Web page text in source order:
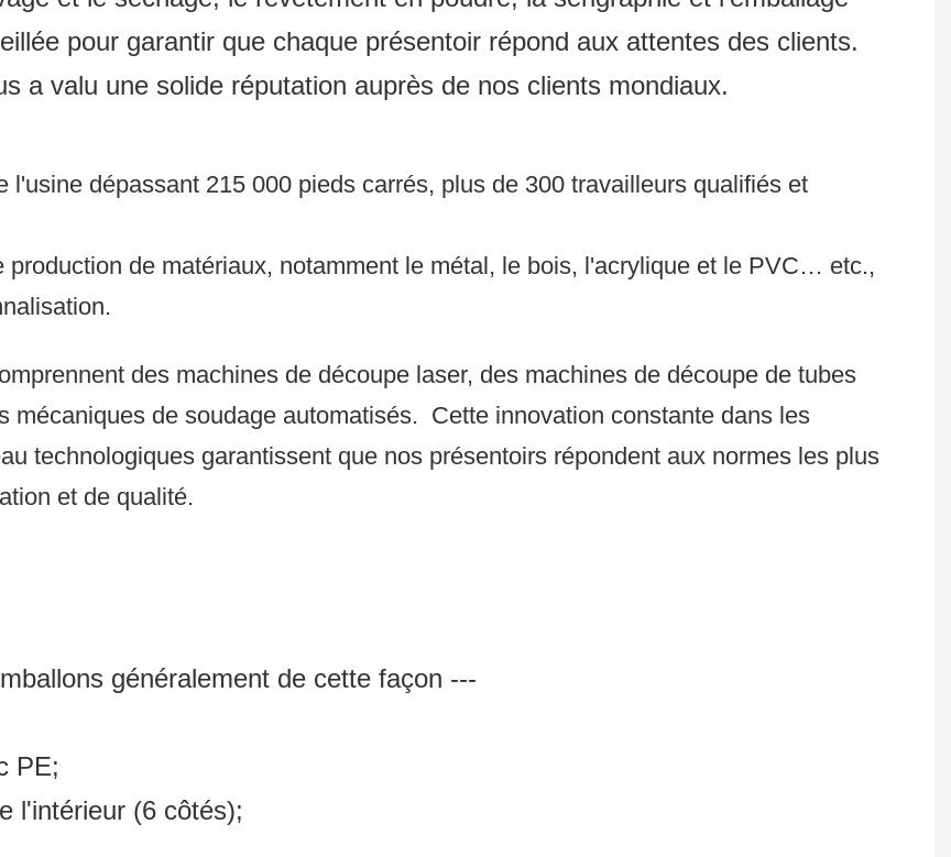
pour garantir que chaque présentoir répond aux attentes des clients.
a valu une solide réputation auprès de nos clients mondiaux.
l'usine dépassant 215 000 pieds carrés, plus de 300 travailleurs qualifiés et
de matériaux, notamment le métal, le bois, l'acrylique et le PVC… etc.,
des machines de découpe laser, des machines de découpe de tubes
mécaniques de soudage automatisés. Cette innovation constante dans les
technologiques garantissent que nos présentoirs répondent aux normes les plus
et de qualité.
généralement de cette façon ---
PE;
l'intérieur (6 côtés);